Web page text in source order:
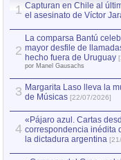
1 Capturan en Chile al
el asesinato de Víctor
2
La comparsa Bantú
mayor desfile de
hecho fuera de Uruguay
por Manel Gausachs
3 Margarita Laso lleva la
de Músicas [22/07/2026]
4
«Pájaro azul. Cartas
correspondencia inédita
la dictadura argentina